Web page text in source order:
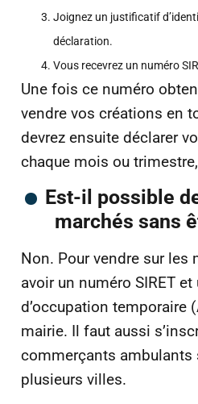
Joignez un justificatif
déclaration.
Vous recevrez un numéro
Une fois ce numéro
vendre vos créations en
devrez ensuite déclarer
chaque mois ou
Est-il possible
marchés sans
Non. Pour vendre sur les
avoir un numéro SIRET
d’occupation temporaire
mairie. Il faut aussi
commerçants ambulants
plusieurs villes.